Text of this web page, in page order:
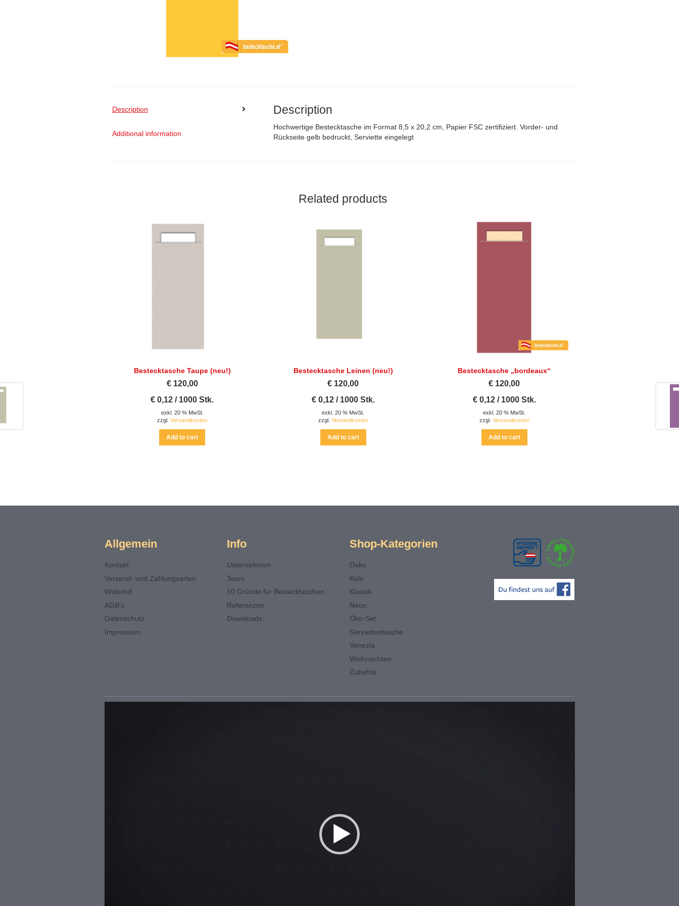
Description
Additional information
Description
Hochwertige Bestecktasche im Format 8,5 x 20,2 cm, Papier FSC zertifiziert. Vorder- und
Rückseite gelb bedruckt, Serviette eingelegt
Related products
Bestecktasche Taupe (neu!)
€120,00
€ 0,12 / 1000 Stk.
exkl. 20 % MwSt.
zzgl.Versandkosten
Add to cart
Bestecktasche Leinen (neu!)
€ 120,00
€0,12/ 1000 Stk.
exkl. 20 % MwSt.
zzgl. Versandkosten
Add to cart
Bestecktasche „bordeaux“
€ 120,00
€0,12/ 1000 Stk.
exkl. 20 % MwSt.
zzgl. Versandkosten
Add to cart
Allgemein
Kontakt
Versand- und Zahlungsarten
Widerruf
AGB’s
Datenschutz
Impressum
Info
Unternehmen
Team
10 Gründe für Bestecktaschen
Referenzen
Downloads
Shop-Kategorien
Deko
Kids
Klassik
Neon
Öko-Set
Serviettentasche
Venezia
Weihnachten
Zubehör